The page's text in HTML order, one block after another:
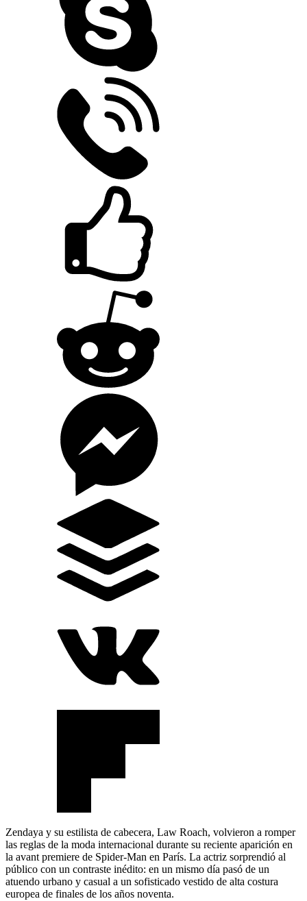
Zendaya y su estilista de cabecera, Law Roach, volvieron a romper
las reglas de la moda internacional durante su reciente aparición en
la avant premiere de Spider-Man en París. La actriz sorprendió al
público con un contraste inédito: en un mismo día pasó de un
atuendo urbano y casual a un sofisticado vestido de alta costura
europea de finales de los años noventa.